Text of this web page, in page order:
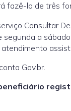
fazê-lo de três
Consultar
a
Gov.br.